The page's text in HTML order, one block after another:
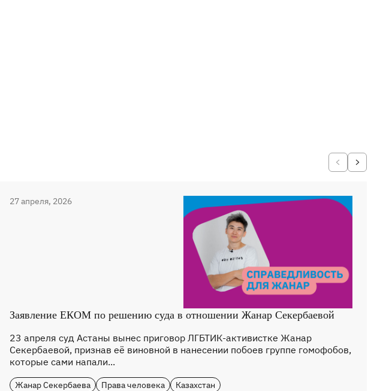
27 апреля, 2026
Заявление ЕКОМ по решению суда в отношении Жанар Секербаевой
23 апреля суд Астаны вынес приговор ЛГБТИК-активистке Жанар
Секербаевой, признав её виновной в нанесении побоев группе гомофобов,
которые сами напали...
Жанар Секербаева Права человека Казахстан